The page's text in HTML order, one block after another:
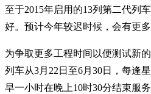
至于2015年启用的13列第二代列
好。预计今年较迟时候，会有更
为争取更多工程时间以便测试新
列车从3月22日至6月30日，每逢
早一小时在晚上10时30分结束服务